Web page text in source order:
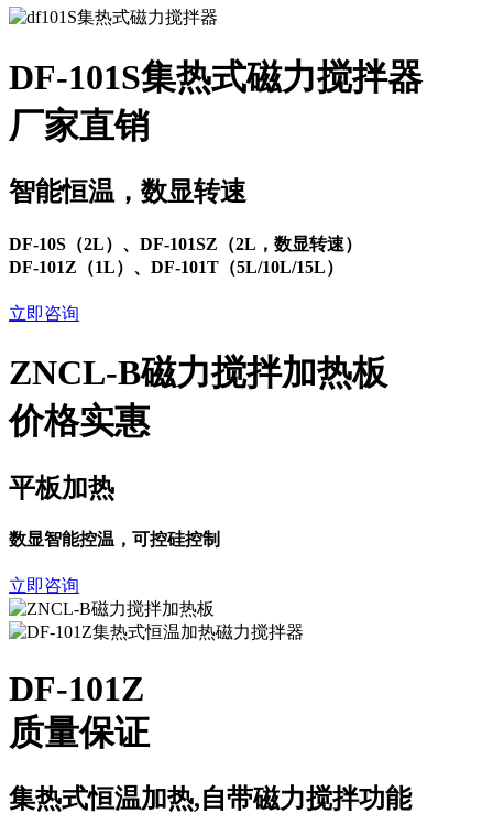
DF-101S集热式磁力搅拌器
厂家直销
智能恒温，数显转速
DF-10S（2L）、DF-101SZ（2L，数显转速）
DF-101Z（1L）、DF-101T（5L/10L/15L）
立即咨询
ZNCL-B磁力搅拌加热板
价格实惠
平板加热
数显智能控温，可控硅控制
立即咨询
DF-101Z
质量保证
集热式恒温加热,自带磁力搅拌功能